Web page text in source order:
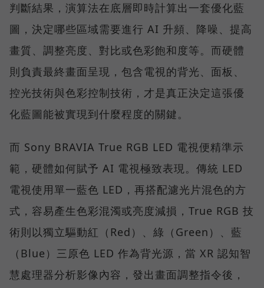
判斷結果，演算法在底層即時計算出一套優化藍
圖，決定哪些區域需要進行 AI 升頻、降噪、提高
畫質、調整亮度、對比或色彩飽和度等。而硬體
則負責最終畫面呈現，包含電視的背光、面板、
控光技術與色彩控制技術，才是真正決定這張優
化藍圖能被實現到什麼程度的關鍵。
而 Sony BRAVIA True RGB LED 電視便精準示
範，硬體如何賦予 AI 電視極致表現。傳統 LED
電視使用單一藍色 LED，再搭配濾光片混色的方
式，容易產生色彩混濁或亮度減損，True RGB 技
術則以獨立驅動紅（Red）、綠（Green）、藍
（Blue）三原色 LED 作為背光源，當 XR 認知智
慧處理器分析影像內容，發出畫面調整指令後，